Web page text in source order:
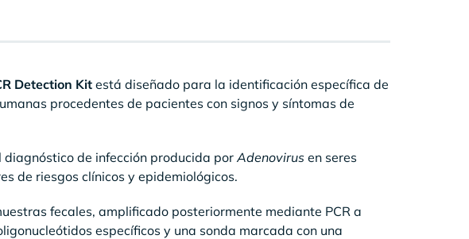
Detection Kitestá diseñado para la identificación específica de
procedentes de pacientes con signos y síntomas de
de infección producida por Adenovirusen seres
de riesgos clínicos y epidemiológicos.
fecales, amplificado posteriormente mediante PCR a
específicos y una sonda marcada con una